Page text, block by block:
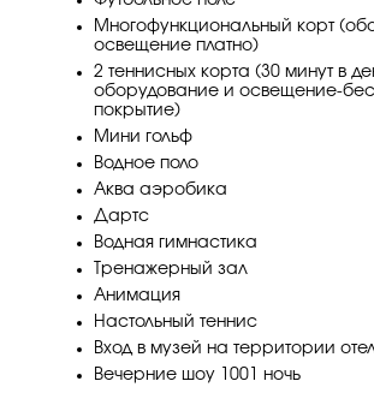
Многофункциональный корт
освещение платно)
2 теннисных корта (30 минут в
оборудование и освещение-
покрытие)
Мини гольф
Водное поло
Аква аэробика
Дартс
Водная гимнастика
Тренажерный зал
Анимация
Настольный теннис
Вход в музей на территории
Вечерние шоу 1001 ночь